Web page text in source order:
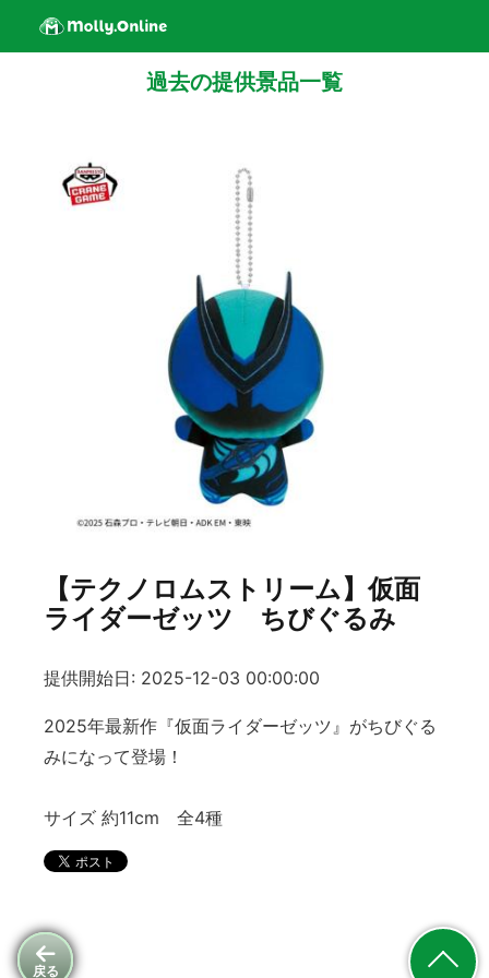
戻る
過去の提供景品一覧
【テクノロムストリーム】仮面
ライダーゼッツ ちびぐるみ
提供開始日: 2025-12-03 00:00:00
2025年最新作『仮面ライダーゼッツ』がちびぐる
みになって登場！
サイズ 約11cm 全4種